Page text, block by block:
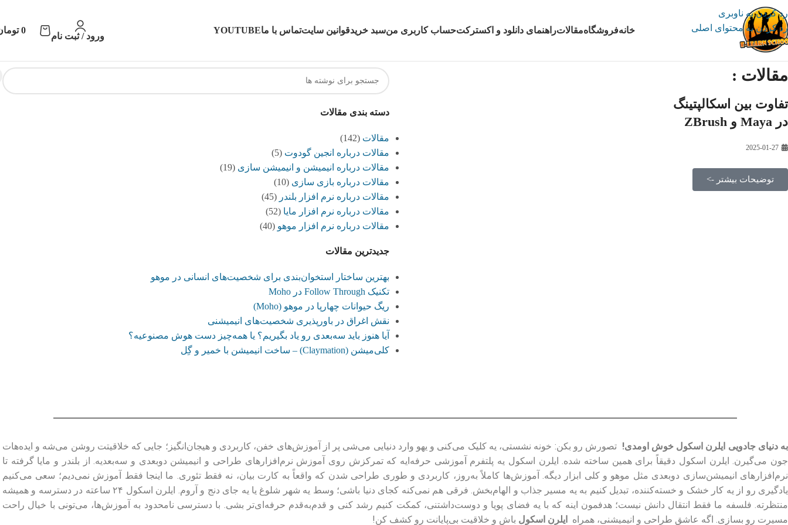
رد کردن به ناوبری
رد کردن به محتوای اصلی
خانهفروشگاهمقالاتراهنمای دانلود و اکسترکتحساب کاربری منسبد خریدقوانین سایتتماس با ماYOUTUBE
ورود / ثبت نام
0
مقالات :
تفاوت بین اسکالپتینگ
در Maya و ZBrush
توضیحات بیشتر ->
دسته بندی مقالات
مقالات (142)
مقالات درباره انجین گودوت (5)
مقالات درباره انیمیشن و انیمیشن سازی (19)
مقالات درباره بازی سازی (10)
مقالات درباره نرم افزار بلندر (45)
مقالات درباره نرم افزار مایا (52)
مقالات درباره نرم افزار موهو (40)
جدیدترین مقالات
بهترین ساختار استخوان‌بندی برای شخصیت‌های انسانی در موهو
تکنیک Follow Through در Moho
ریگ حیوانات چهارپا در موهو (Moho)
نقش اغراق در باورپذیری شخصیت‌های انیمیشنی
آیا هنوز باید سه‌بعدی‌ رو یاد بگیریم؟ یا همه‌چیز دست هوش مصنوعیه؟
کلی‌میشن (Claymation) – ساخت انیمیشن با خمیر و گِل
به دنیای جادویی ایلرن اسکول خوش اومدی! تصورش رو بکن: خونه نشستی، یه کلیک می‌کنی و یهو وارد دنیایی می‌شی پر از آموزش‌های خفن، کاربردی و هیجان‌انگیز؛ جایی که خلاقیتت روشن می‌شه و ایده‌هات
جون می‌گیرن. ایلرن اسکول دقیقاً برای همین ساخته شده. ایلرن اسکول یه پلتفرم آموزشی حرفه‌ایه که تمرکزش روی آموزش نرم‌افزارهای طراحی و انیمیشن دو‌بعدی و سه‌بعدیه. از بلندر و مایا گرفته تا
نرم‌افزارهای انیمیشن‌سازی دوبعدی مثل موهو و کلی ابزار دیگه. آموزش‌ها کاملاً به‌روز، کاربردی و طوری طراحی شدن که واقعاً به کارت بیان، نه فقط تئوری. ما اینجا فقط آموزش نمی‌دیم؛ سعی می‌کنیم
یادگیری رو از یه کار خشک و خسته‌کننده، تبدیل کنیم به یه مسیر جذاب و الهام‌بخش. فرقی هم نمی‌کنه کجای دنیا باشی؛ وسط یه شهر شلوغ یا یه جای دنج و آروم. ایلرن اسکول ۲۴ ساعته در دسترسه و همیشه
منتظرته. فلسفه ما فقط انتقال دانش نیست؛ هدفمون اینه که با یه فضای پویا و دوست‌داشتنی، کمکت کنیم رشد کنی و قدم‌به‌قدم حرفه‌ای‌تر بشی. با دسترسی نامحدود به آموزش‌ها، می‌تونی با خیال راحت
مسیرت رو بسازی. اگه عاشق طراحی و انیمیشنی، همراه ایلرن اسکول باش و خلاقیت بی‌پایانت رو کشف کن!